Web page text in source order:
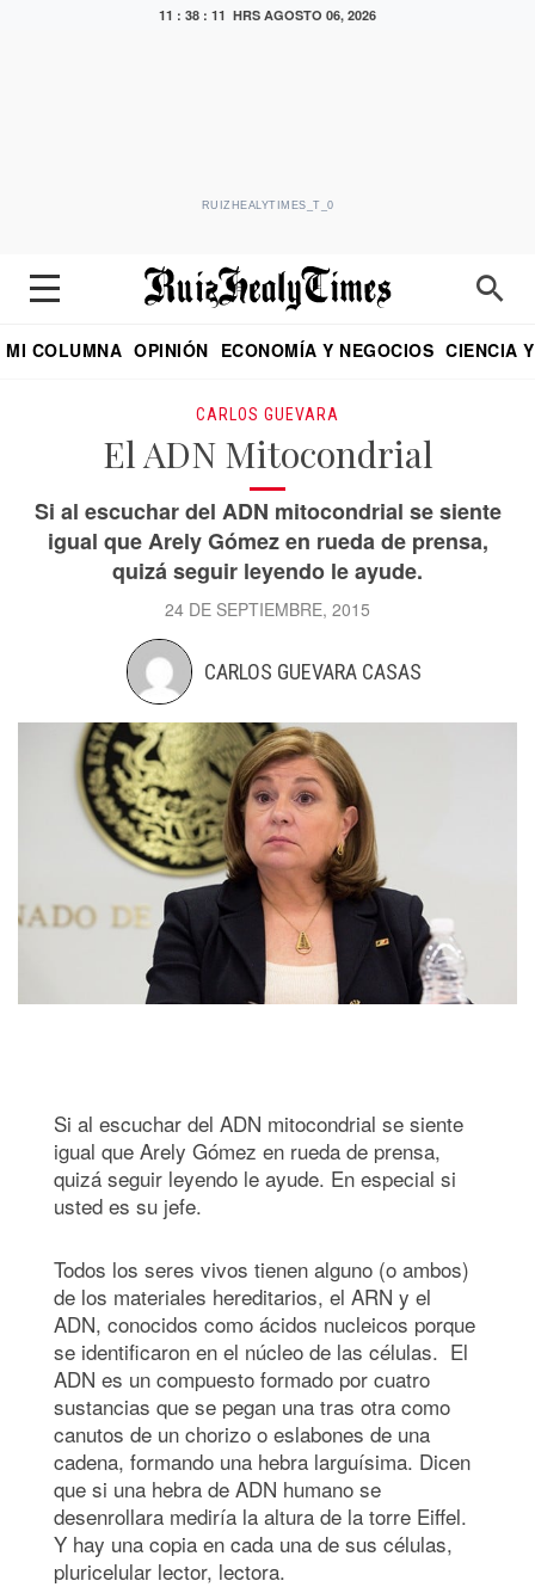
11 : 38 : 12 HRS AGOSTO 06, 2026
RUIZHEALYTIMES_T_0
MI COLUMNA OPINIÓN ECONOMÍA Y NEGOCIOS CIENCIA
CARLOS GUEVARA
El ADN Mitocondrial
Si al escuchar del ADN mitocondrial se siente
igual que Arely Gómez en rueda de prensa,
quizá seguir leyendo le ayude.
24 DE SEPTIEMBRE, 2015
CARLOS GUEVARA CASAS
Si al escuchar del ADN mitocondrial se siente
igual que Arely Gómez en rueda de prensa,
quizá seguir leyendo le ayude. En especial si
usted es su jefe.
Todos los seres vivos tienen alguno (o ambos)
de los materiales hereditarios, el ARN y el
ADN, conocidos como ácidos nucleicos porque
se identificaron en el núcleo de las células. El
ADN es un compuesto formado por cuatro
sustancias que se pegan una tras otra como
canutos de un chorizo o eslabones de una
cadena, formando una hebra larguísima. Dicen
que si una hebra de ADN humano se
desenrollara mediría la altura de la torre Eiffel.
Y hay una copia en cada una de sus células,
pluricelular lector, lectora.